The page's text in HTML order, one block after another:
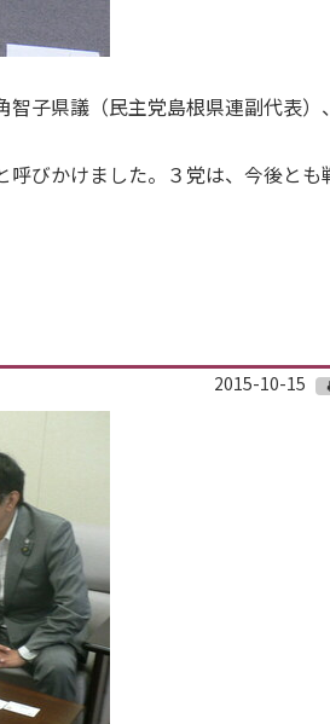
子県議（民主党島根県連副代表）
びかけました。３党は、今後とも
2015-10-15